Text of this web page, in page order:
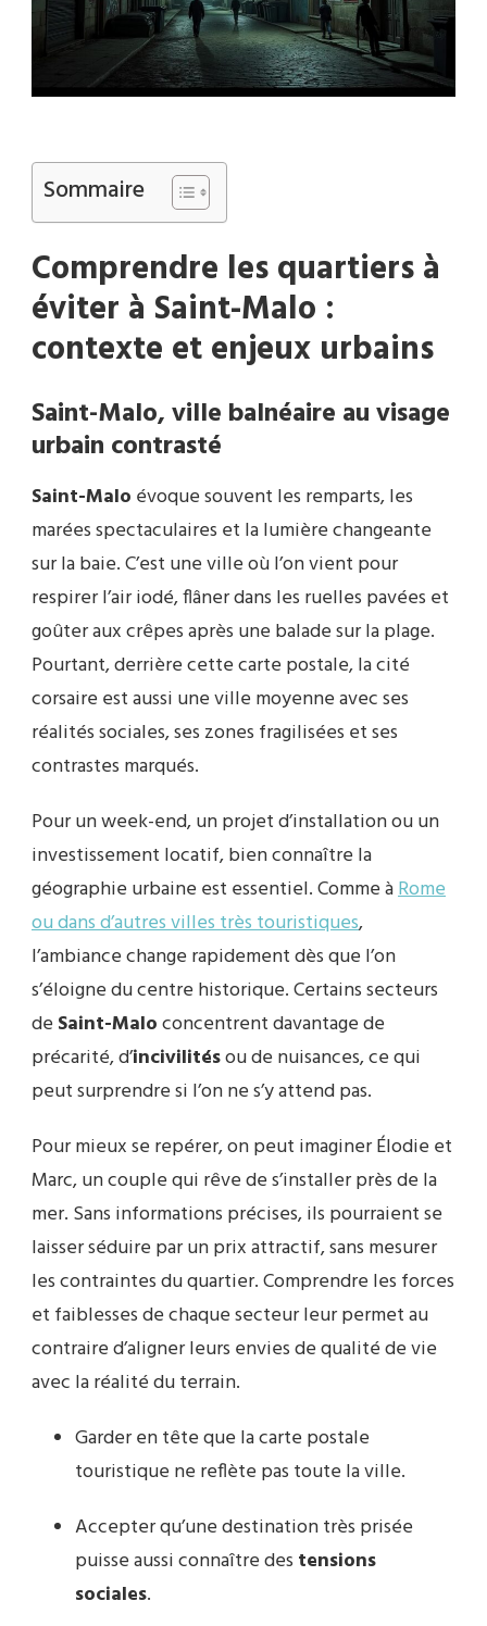
UN
SÉJOUR
SÛR
Sommaire
Comprendre les quartiers à
éviter à Saint-Malo :
contexte et enjeux urbains
Saint-Malo, ville balnéaire au visage
urbain contrasté
Saint-Malo évoque souvent les remparts, les
marées spectaculaires et la lumière changeante
sur la baie. C’est une ville où l’on vient pour
respirer l’air iodé, flâner dans les ruelles pavées et
goûter aux crêpes après une balade sur la plage.
Pourtant, derrière cette carte postale, la cité
corsaire est aussi une ville moyenne avec ses
réalités sociales, ses zones fragilisées et ses
contrastes marqués.
Pour un week-end, un projet d’installation ou un
investissement locatif, bien connaître la
géographie urbaine est essentiel. Comme àRome
ou dans d’autres villes très touristiques,
l’ambiance change rapidement dès que l’on
s’éloigne du centre historique. Certains secteurs
de Saint-Maloconcentrent davantage de
précarité, d’incivilitésou de nuisances, ce qui
peut surprendre si l’on ne s’y attend pas.
Pour mieux se repérer, on peut imaginer Élodie et
Marc, un couple qui rêve de s’installer près de la
mer. Sans informations précises, ils pourraient se
laisser séduire par un prix attractif, sans mesurer
les contraintes du quartier. Comprendre les forces
et faiblesses de chaque secteur leur permet au
contraire d’aligner leurs envies de qualité de vie
avec la réalité du terrain.
Garder en tête que la carte postale
touristique ne reflète pas toute la ville.
Accepter qu’une destination très prisée
puisse aussi connaître des tensions
sociales.